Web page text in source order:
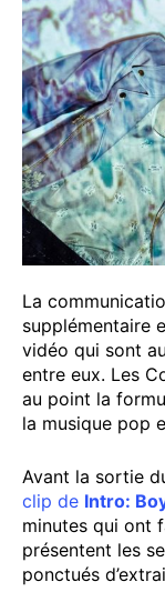
La
supplémentaire
vidéo qui sont
entre eux. Les
au point la
la musique pop
Avant la sortie
clip de Intro:
minutes qui ont
présentent les
ponctués